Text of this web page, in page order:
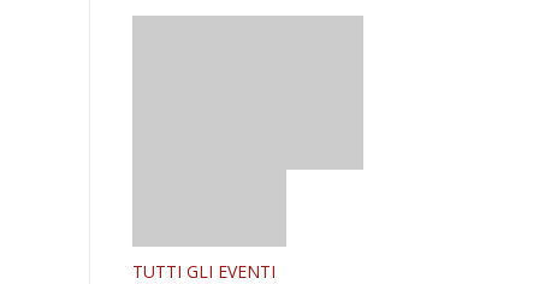
TUTTI GLI EVENTI